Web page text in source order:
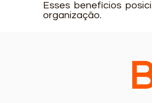
Esses benefícios
organização.